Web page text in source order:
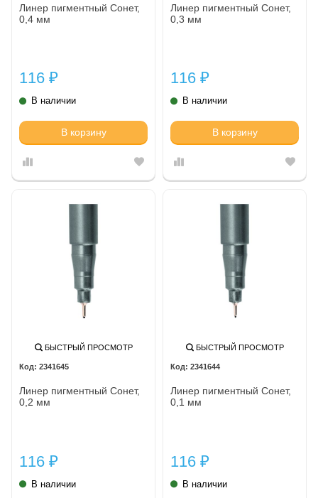
Линер пигментный Сонет,
0,4 мм
116 ₽
В наличии
В корзину
Линер пигментный Сонет,
0,3 мм
116 ₽
В наличии
В корзину
БЫСТРЫЙ ПРОСМОТР
2341645
Линер пигментный Сонет,
0,2 мм
116 ₽
В наличии
БЫСТРЫЙ ПРОСМОТР
2341644
Линер пигментный Сонет,
0,1 мм
116 ₽
В наличии